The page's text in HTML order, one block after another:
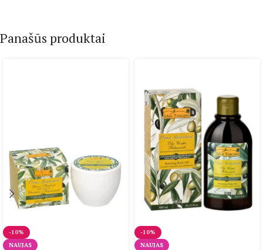
Panašūs produktai
-10%
NAUJAS
-10%
NAUJAS